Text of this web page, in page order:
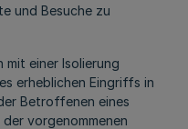
und Besuche zu
einer Isolierung
erheblichen Eingriffs in
Betroffenen eines
vorgenommenen